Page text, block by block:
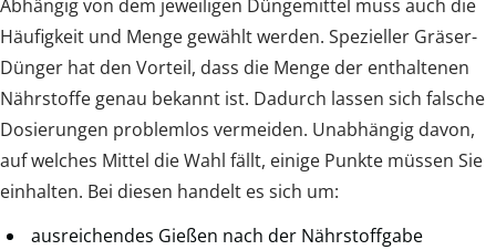
Abhängig von dem jeweiligen Düngemittel muss auch die
Häufigkeit und Menge gewählt werden. Spezieller Gräser-
Dünger hat den Vorteil, dass die Menge der enthaltenen
Nährstoffe genau bekannt ist. Dadurch lassen sich falsche
Dosierungen problemlos vermeiden. Unabhängig davon,
auf welches Mittel die Wahl fällt, einige Punkte müssen Sie
einhalten. Bei diesen handelt es sich um:
ausreichendes Gießen nach der Nährstoffgabe